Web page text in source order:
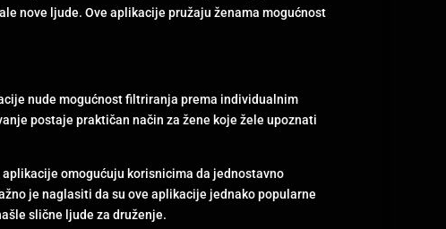
nove ljude. Ove aplikacije pružaju ženama mogućnost
nude mogućnost filtriranja prema individualnim
postaje praktičan način za žene koje žele upoznati
omogućuju korisnicima da jednostavno
je naglasiti da su ove aplikacije jednako popularne
slične ljude za druženje.